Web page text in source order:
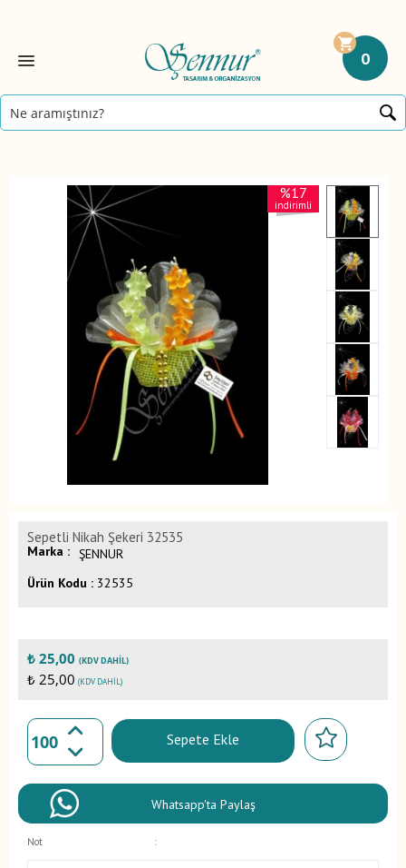
0
%17
indirimli
Sepetli Nikah Şekeri 32535
Marka : ŞENNUR
Ürün Kodu : 32535
₺ 25,00 (KDV DAHIL)
₺ 25,00 (KDV DAHIL)
Sepete Ekle
Whatsapp'ta Paylaş
Not :